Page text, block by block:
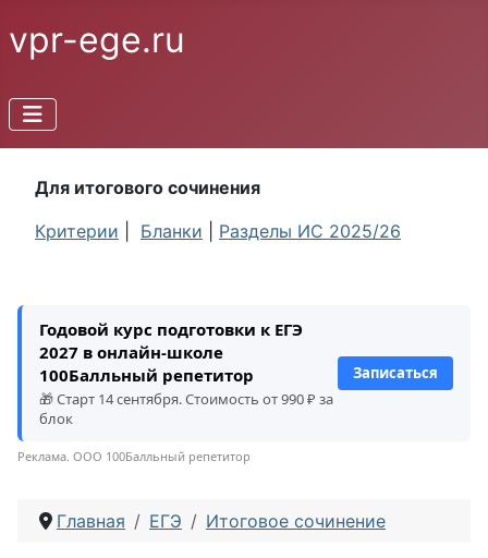
vpr-ege.ru
Для итогового сочинения
Критерии
Бланки Разделы ИС 2025/26
Годовой курс подготовки к ЕГЭ
2027 в онлайн-школе
100Балльный репетитор
🎁 Старт 14 сентября. Стоимость от 990 ₽ за
блок
Записаться
Реклама. ООО 100Балльный репетитор
Главная ЕГЭ Итоговое сочинение